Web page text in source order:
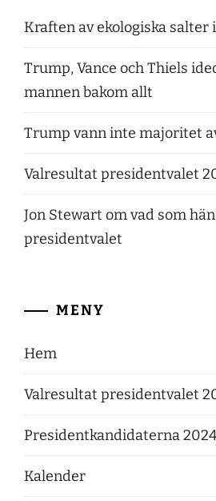
Kraften av ekologiska salter
Trump, Vance och Thiels
mannen bakom allt
Trump vann inte majoritet
Valresultat presidentvalet
Jon Stewart om vad som
presidentvalet
MENY
Hem
Valresultat presidentvalet
Presidentkandidaterna
Kalender